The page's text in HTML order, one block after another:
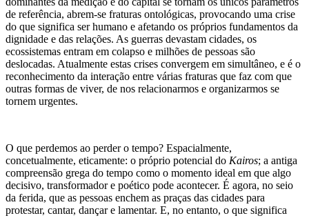
de referência, abrem-se fraturas ontológicas, provocando uma crise
do que significa ser humano e afetando os próprios fundamentos da
dignidade e das relações. As guerras devastam cidades, os
ecossistemas entram em colapso e milhões de pessoas são
deslocadas. Atualmente estas crises convergem em simultâneo, e é o
reconhecimento da interação entre várias fraturas que faz com que
outras formas de viver, de nos relacionarmos e organizarmos se
tornem urgentes.
O que perdemos ao perder o tempo? Espacialmente,
concetualmente, eticamente: o próprio potencial do Kairos; a antiga
compreensão grega do tempo como o momento ideal em que algo
decisivo, transformador e poético pode acontecer. É agora, no seio
da ferida, que as pessoas enchem as praças das cidades para
protestar, cantar, dançar e lamentar. E, no entanto, o que significa